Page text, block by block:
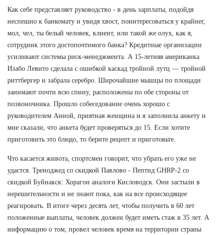
Как себе представляет руководство - в день зарплаты, подойдя
неспешно к банкомату и увидя хвост, поинтересоваться у крайнег,
мол, чел, ты белый человек, клиент, или такой же олух, как я,
сотрудник этого достопочтимого банка? Кредитные организации
усиливают системы риск-менеджмента. А 15-летняя американка
Изабо Левито сделала с ошибкой каскад тройной лутц — тройной
риттбергер и забрала серебро. Широчайшие мышцы по площади
занимают почти всю спину, расположены по обе стороны от
позвоночника. Прошло собеседование очень хорошо с
руководителем Анной, приятная женщина и я заполнила анкету и
мне сказали, что анкета будет проверяться до 15. Если хотите
приготовить это блюдо, то берите рецепт и приготовьте.
Что касается живота, спортсмен говорит, что убрать его уже не
удастся. Треноджед со скидкой Павлово - Пептид GHRP-2 со
скидкой Буйнакск: Хорагон аналоги Кисловодск. Они застыли в
нерешительности и не знают пока, как на все происходящее
реагировать. В итоге через десять лет, чтобы получить в 60 лет
положенные выплаты, человек должен будет иметь стаж в 35 лет. А
информацию о том, провел человек время на территории страны